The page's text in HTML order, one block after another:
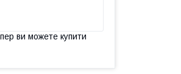
ви можете купити